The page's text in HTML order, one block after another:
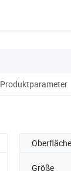
Produktparameter
Größe